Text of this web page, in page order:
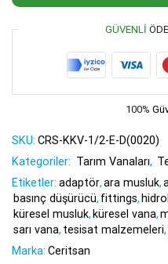
GÜVENLI
100%
SKU: CRS-KKV-1/2-E-D(0020)
Kategoriler: Tarım Vanaları,
Etiketler: adaptör,ara musluk,
basınç düşürücü, fittings,
küresel musluk,küresel vana,
sarı vana, tesisat malzemeleri,
Marka: Ceritsan